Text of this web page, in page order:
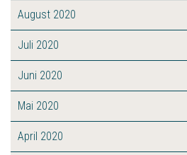
August 2020
Juli 2020
Juni 2020
Mai 2020
April 2020